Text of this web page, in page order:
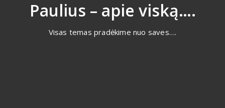
Paulius – apie viską….
Visas temas pradėkime nuo saves….